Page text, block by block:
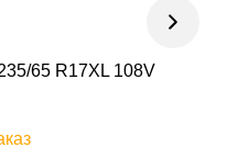
65 R17XL 108V